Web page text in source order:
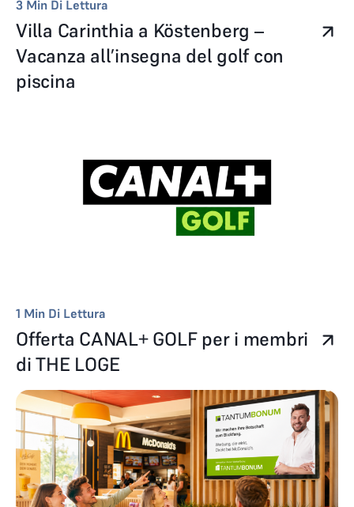
3 Min Di Lettura
Villa Carinthia a Köstenberg –
Vacanza all’insegna del golf con
piscina
1 Min Di Lettura
Offerta CANAL+ GOLF per i membri
di THE LOGE